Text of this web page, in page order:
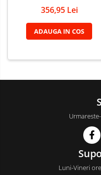
356,95 Lei
ADAUGA IN COS
Luni-Vineri